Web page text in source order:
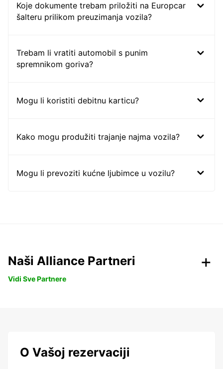
Koje dokumente trebam priložiti na Europcar
šalteru prilikom preuzimanja vozila?
Trebam li vratiti automobil s punim
spremnikom goriva?
Mogu li koristiti debitnu karticu?
Kako mogu produžiti trajanje najma vozila?
Mogu li prevoziti kućne ljubimce u vozilu?
Naši Alliance Partneri
Vidi Sve Partnere
O Vašoj rezervaciji